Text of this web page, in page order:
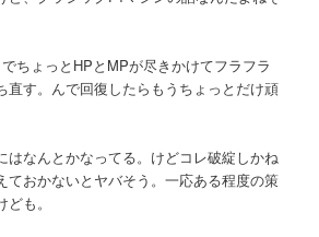
ちょっとHPとMPが尽きかけてフラフラ
直す。んで回復したらもうちょっとだけ頑
はなんとかなってる。けどコレ破綻しかね
ておかないとヤバそう。一応ある程度の策
も。